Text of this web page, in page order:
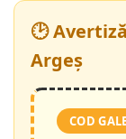
🕑
Argeș
COD